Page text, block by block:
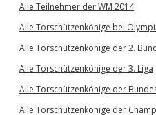
Alle Teilnehmer der WM 2014
Alle Torschützenkönige bei
Alle Torschützenkönige der 2.
Alle Torschützenkönige der 3. Liga
Alle Torschützenkönige der
Alle Torschützenkönige der